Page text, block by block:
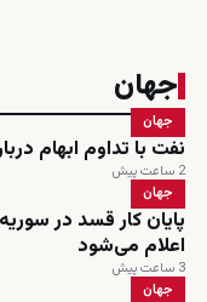
جهان
جهان
نفت با تداوم ابهام
2 ساعت پیش
جهان
پایان کار قسد در
اعلام می‌شود
3 ساعت پیش
جهان